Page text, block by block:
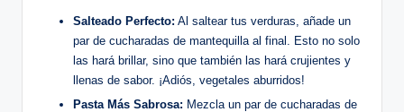
Salteado Perfecto: Al saltear tus verduras, añade un
par de cucharadas de mantequilla al final. Esto no solo
las hará brillar, sino que también las hará crujientes y
llenas de sabor. ¡Adiós, vegetales aburridos!
Pasta Más Sabrosa: Mezcla un par de cucharadas de